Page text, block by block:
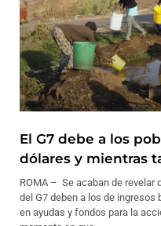
El G7 debe a los
dólares y mientras
ROMA – Se acaban de revelar
del G7 deben a los de ingresos
en ayudas y fondos para la